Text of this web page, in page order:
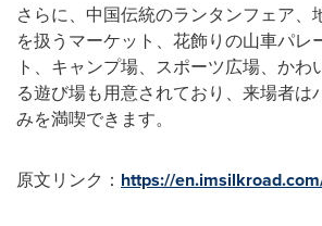
さらに、中国伝統のランタンフェア、
を扱うマーケット、花飾りの山車パレ
ト、キャンプ場、スポーツ広場、か
る遊び場も用意されており、来場者は
みを満喫できます。
原文リンク： https://